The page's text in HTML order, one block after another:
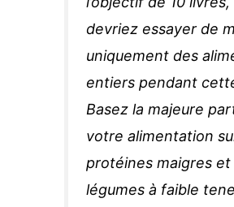
devriez essayer de
uniquement des
entiers pendant
Basez la majeure
votre alimentation
protéines maigres et
légumes à faible